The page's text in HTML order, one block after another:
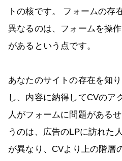
トの核です。 フォームの存
異なるのは、フォームを操
があるという点です。
あなたのサイトの存在を知
し、内容に納得してCVのア
人がフォームに問題がある
うのは、広告のLPに訪れた
が異なり、CVより上の階層